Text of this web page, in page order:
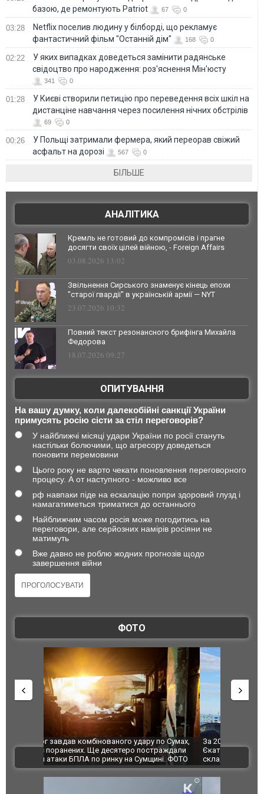
базою, де ремонтують Patriot
67 0
03:28
Netflix поселив людину у білборді, що рекламує
фантастичний фільм "Останній дім"
168 0
02:22
У яких випадках доведеться замінити радянське
свідоцтво про народження: роз'яснення Мін'юсту
341 0
01:28
У Києві створили петицію про переведення всіх шкіл на
дистанціне навчання через посилення нічних обстрілів
69 0
00:26
У Польщі затримали фермера, який переорав свіжий
асфальт на дорозі
567 0
БІЛЬШЕ
АНАЛІТИКА
Кремль не готовий до компромісів і прагне
досягти своїх цілей війною, - Foreign Affairs
03.08.2026 13:02
Звільнення Сирського знаменує кінець епохи
"старої гвардії" в українській армії — NYT
23.07.2026 10:32
Повний текст резонансного брифінга Михайла
Федорова
18.07.2026 09:27
ОПИТУВАННЯ
На вашу думку, коли далекобійні санкції України
примусять росію сісти за стіл переговорів?
У найближчі місяці удари України по росії стануть
настільки болючими, що агресору доведеться
поновити перемовини
Цього року не варто чекати поновлення переговорного
процесу. А от наступного - можливо все
рф навпаки піде на ескалацію попри здоровий глузд і
намагатиметься триматися до останнього
Найближчим часом росія може погодитись на
переговори, але серйозних намірів росіяни не
матимуть
Вже давно не роблю жодних прогнозів щодо
завершення війни
ФОТО
За 2000 кілометрів від кордону з Україною: в
Єкатеринбурзі після атаки дронів загорівся
склад Wildberries. ФОТО. ВІДЕО
"Мої
ВІДЕО